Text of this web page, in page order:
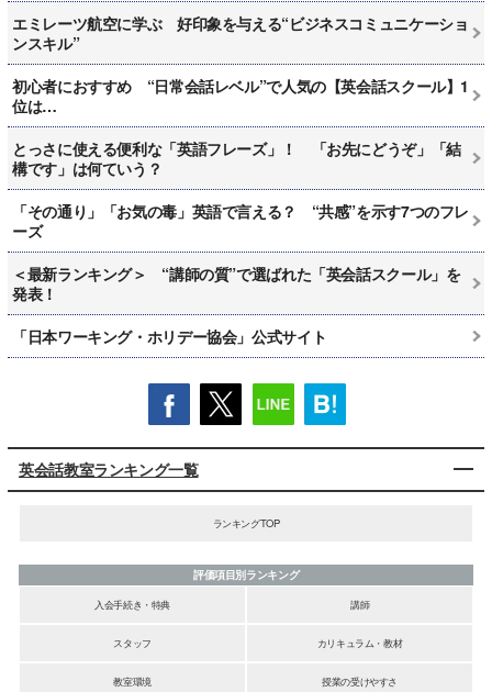
エミレーツ航空に学ぶ 好印象を与える“ビジネスコミュニケーショ
ンスキル”
初心者におすすめ “日常会話レベル”で人気の【英会話スクール】1
位は…
とっさに使える便利な「英語フレーズ」！ 「お先にどうぞ」「結
構です」は何ていう？
「その通り」「お気の毒」英語で言える？ “共感”を示す7つのフレ
ーズ
＜最新ランキング＞ “講師の質”で選ばれた「英会話スクール」を
発表！
「日本ワーキング・ホリデー協会」公式サイト
英会話教室ランキング一覧
ランキングTOP
評価項目別ランキング
入会手続き・特典
講師
スタッフ カリキュラム・教材
教室環境 授業の受けやすさ